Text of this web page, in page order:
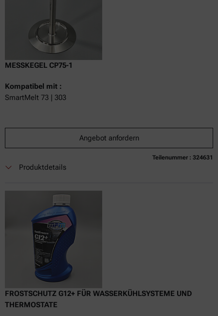
MESSKEGEL CP75-1
Kompatibel mit :
SmartMelt 73 | 303
Angebot anfordern
Teilenummer : 324631
Produktdetails
FROSTSCHUTZ G12+ FÜR WASSERKÜHLSYSTEME UND
THERMOSTATE